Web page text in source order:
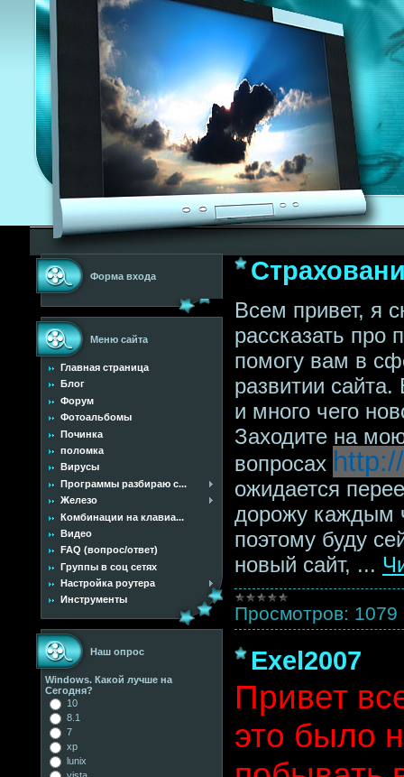
Форма входа
Меню сайта
Главная страница
Блог
Форум
Фотоальбомы
Починка
поломка
Вирусы
Программы разбираю с...
Железо
Комбинации на клавиа...
Видео
FAQ (вопрос/ответ)
Группы в соц сетях
Настройка роутера
Инструменты
Наш опрос
Windows. Какой лучше на
Сегодня?
10
8.1
7
xp
lunix
Всем привет, я
рассказать про
помогу вам в
развитии
и много чего
Заходите на
вопросах
ожидается
дорожу каждым
поэтому буду
новый сайт, ...
Просмотров: 1079
Exel2007
Привет
это было